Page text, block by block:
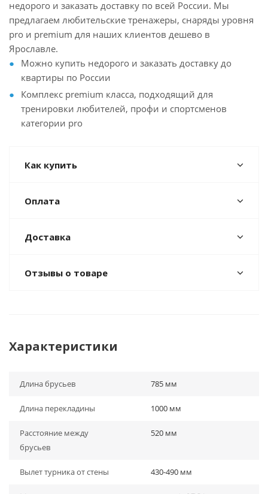
недорого и заказать доставку по всей России. Мы
предлагаем любительские тренажеры, снаряды уровня
pro и premium для наших клиентов дешево в
Ярославле.
Можно купить недорого и заказать доставку до
квартиры по России
Комплекс premium класса, подходящий для
тренировки любителей, профи и спортсменов
категории pro
Как купить
Оплата
Доставка
Отзывы о товаре
Характеристики
Длина брусьев 785 мм
Длина перекладины 1000 мм
Расстояние между
брусьев
520 мм
Вылет турника от стены 430-490 мм